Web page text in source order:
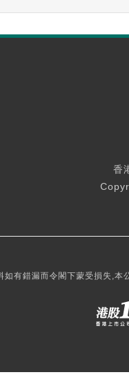
香
有錯漏而令閣下蒙受損失,本